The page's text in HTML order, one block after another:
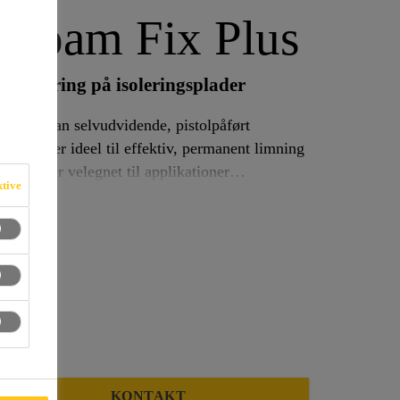
Fix Plus
påføring på isoleringsplader
selvudvidende, pistolpåført
Den er ideel til effektiv, permanent limning
Plus er velegnet til applikationer
at rådne, og er fugtbestandigt, når den er
KONTAKT